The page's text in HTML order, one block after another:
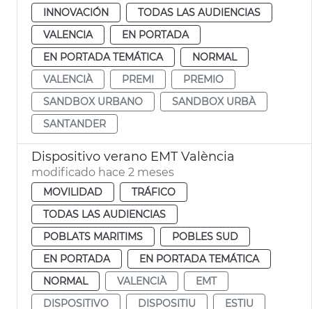
INNOVACIÓN
TODAS LAS AUDIENCIAS
VALENCIA
EN PORTADA
EN PORTADA TEMÁTICA
NORMAL
VALENCIÀ
PREMI
PREMIO
SANDBOX URBANO
SANDBOX URBÀ
SANTANDER
Dispositivo verano EMT València
modificado hace 2 meses
MOVILIDAD
TRÁFICO
TODAS LAS AUDIENCIAS
POBLATS MARITIMS
POBLES SUD
EN PORTADA
EN PORTADA TEMÁTICA
NORMAL
VALENCIÀ
EMT
DISPOSITIVO
DISPOSITIU
ESTIU